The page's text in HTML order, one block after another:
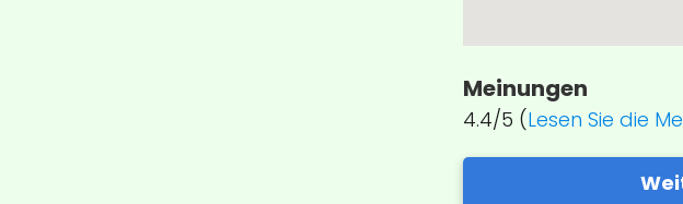
Meinungen
4.4/5 (Lesen Sie die